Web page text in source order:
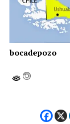
bocadepozo